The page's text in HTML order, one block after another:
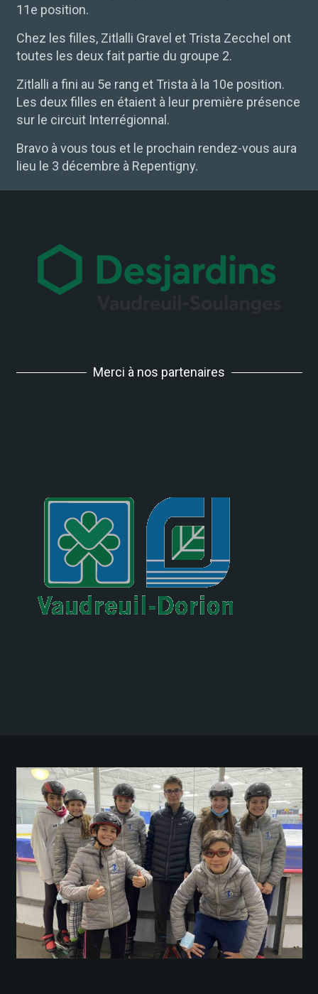
11e position.
Chez les filles, Zitlalli Gravel et Trista Zecchel ont
toutes les deux fait partie du groupe 2.
Zitlalli a fini au 5e rang et Trista à la 10e position.
Les deux filles en étaient à leur première présence
sur le circuit Interrégionnal.
Bravo à vous tous et le prochain rendez-vous aura
lieu le 3 décembre à Repentigny.
Merci à nos partenaires